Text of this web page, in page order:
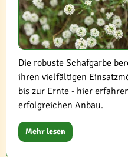
Die robuste Schafgarbe
ihren vielfältigen
bis zur Ernte - hier
erfolgreichen Anbau.
Mehr lesen